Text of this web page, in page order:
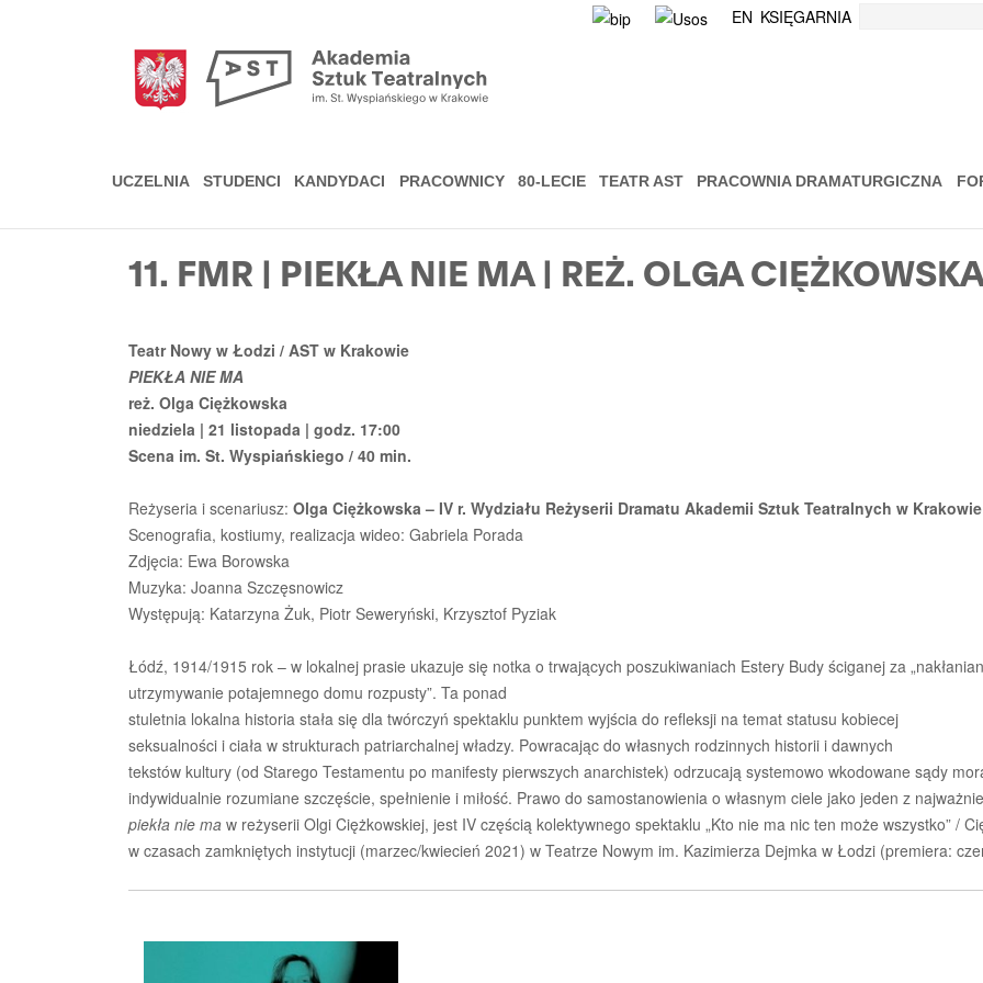
EN KSIĘGARNIA
UCZELNIA STUDENCI KANDYDACI PRACOWNICY 80-LECIE TEATR AST PRACOWNIA DRAMATURGICZNA
11. FMR | PIEKŁA NIE MA | REŻ. OLGA
Teatr Nowy w Łodzi / AST w Krakowie
PIEKŁA NIE MA
reż. Olga Ciężkowska
niedziela | 21 listopada | godz. 17:00
Scena im. St. Wyspiańskiego / 40 min.
Reżyseria i scenariusz: Olga Ciężkowska – IV r. Wydziału Reżyserii Dramatu Akademii Sztuk Teatralnych w Krakowie
Scenografia, kostiumy, realizacja wideo: Gabriela Porada
Zdjęcia: Ewa Borowska
Muzyka: Joanna Szczęsnowicz
Występują: Katarzyna Żuk, Piotr Seweryński, Krzysztof Pyziak
Łódź, 1914/1915 rok – w lokalnej prasie ukazuje się notka o trwających poszukiwaniach Estery Budy ściganej za
utrzymywanie potajemnego domu rozpusty”. Ta ponad
stuletnia lokalna historia stała się dla twórczyń spektaklu punktem wyjścia do refleksji na temat statusu kobiecej
seksualności i ciała w strukturach patriarchalnej władzy. Powracając do własnych rodzinnych historii i dawnych
tekstów kultury (od Starego Testamentu po manifesty pierwszych anarchistek) odrzucają systemowo wkodowane sądy
indywidualnie rozumiane szczęście, spełnienie i miłość. Prawo do samostanowienia o własnym ciele jako jeden z
piekła nie ma w reżyserii Olgi Ciężkowskiej, jest IV częścią kolektywnego spektaklu „Kto nie ma nic ten może wszystko” /
w czasach zamkniętych instytucji (marzec/kwiecień 2021) w Teatrze Nowym im. Kazimierza Dejmka w Łodzi (premiera: